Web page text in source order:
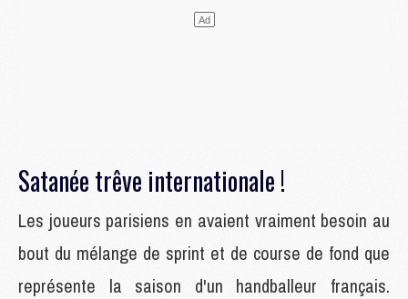
Satanée trêve internationale !
Les joueurs parisiens en avaient vraiment besoin au
bout du mélange de sprint et de course de fond que
représente la saison d'un handballeur français.